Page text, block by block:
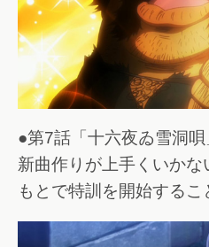
●第7話「十六夜ゐ雪洞唄
新曲作りが上手くいか
もとで特訓を開始するこ